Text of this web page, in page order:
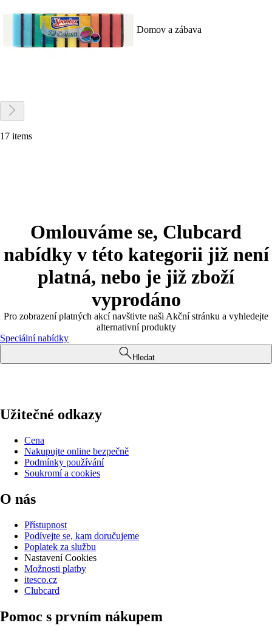
Domov a zábava
17 items
Omlouváme se, Clubcard
nabídky v této kategorii již není
platná, nebo je již zboží
vyprodáno
Pro zobrazení platných akcí navštivte naši Akční stránku a vyhledejte
alternativní produkty
Speciální nabídky
Hledat
Užitečné odkazy
Cena
Nakupujte online bezpečně
Podmínky používání
Soukromí a cookies
O nás
Přístupnost
Podívejte se, kam doručujeme
Poplatek za službu
Nastavení Cookies
Možnosti platby
itesco.cz
Clubcard
Pomoc s prvním nákupem